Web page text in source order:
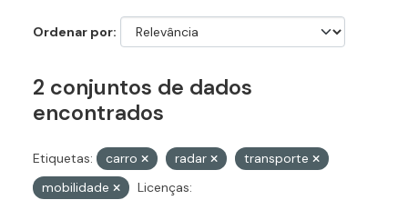
Ordenar por
2 conjuntos de dados
encontrados
Etiquetas: carro radar
transporte
mobilidade
Licenças: